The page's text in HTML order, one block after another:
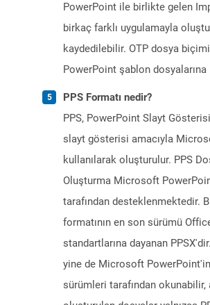
PowerPoint ile birlikte gelen
birkaç farklı uygulamayla
kaydedilebilir. OTP dosya
PowerPoint şablon dosyalarına
PPS Formatı nedir?
PPS, PowerPoint Slayt
slayt gösterisi amacıyla
kullanılarak oluşturulur. PPS
Oluşturma Microsoft
tarafından desteklenmektedir.
formatının en son sürümü
standartlarına dayanan
yine de Microsoft
sürümleri tarafından okunabilir,